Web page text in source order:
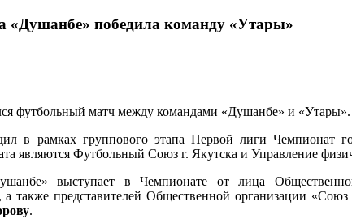
«Душанбе» победила команду «Утары»
футбольный матч между командами «Душанбе» и
в рамках группового этапа Первой лиги Чемпионат
являются Футбольный Союз г. Якутска и Управление
выступает в Чемпионате от лица
а также представителей Общественной организации
.